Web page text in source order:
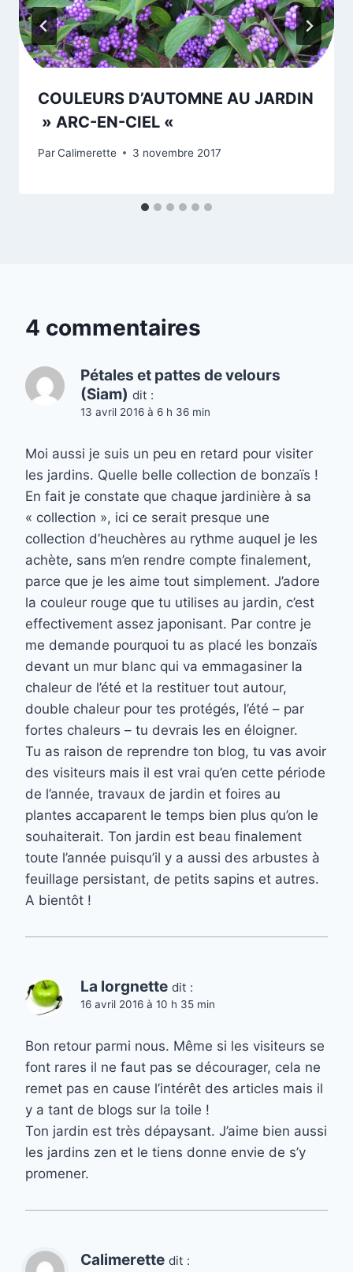
COULEURS D’AUTOMNE AU JARDIN
» ARC-EN-CIEL «
ParCalimerette 3 novembre 2017
4 commentaires
Pétales et pattes de velours
(Siam) dit :
13 avril 2016 à 6 h 36 min
Moi aussi je suis un peu en retard pour visiter
les jardins. Quelle belle collection de bonzaïs !
En fait je constate que chaque jardinière à sa
« collection », ici ce serait presque une
collection d’heuchères au rythme auquel je les
achète, sans m’en rendre compte finalement,
parce que je les aime tout simplement. J’adore
la couleur rouge que tu utilises au jardin, c’est
effectivement assez japonisant. Par contre je
me demande pourquoi tu as placé les bonzaïs
devant un mur blanc qui va emmagasiner la
chaleur de l’été et la restituer tout autour,
double chaleur pour tes protégés, l’été – par
fortes chaleurs – tu devrais les en éloigner.
Tu as raison de reprendre ton blog, tu vas avoir
des visiteurs mais il est vrai qu’en cette période
de l’année, travaux de jardin et foires au
plantes accaparent le temps bien plus qu’on le
souhaiterait. Ton jardin est beau finalement
toute l’année puisqu’il y a aussi des arbustes à
feuillage persistant, de petits sapins et autres.
A bientôt !
La lorgnette dit :
16 avril 2016 à 10 h 35 min
Bon retour parmi nous. Même si les visiteurs se
font rares il ne faut pas se décourager, cela ne
remet pas en cause l’intérêt des articles mais il
y a tant de blogs sur la toile !
Ton jardin est très dépaysant. J’aime bien aussi
les jardins zen et le tiens donne envie de s’y
promener.
Calimerette dit :